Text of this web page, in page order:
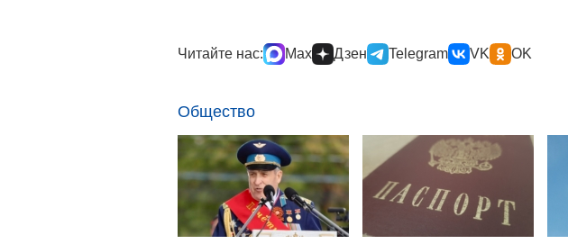
Читайте нас: Max Дзен Telegram VK OK
Общество